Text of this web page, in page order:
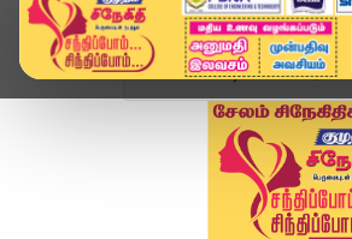
Home வீடியோ ஸ்டோரி